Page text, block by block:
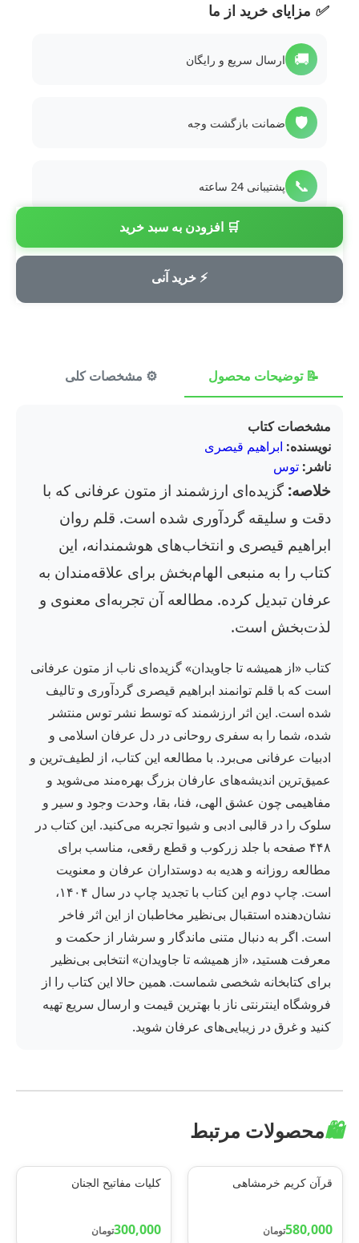
🛒 افزودن به سبد خرید
⚡ خرید آنی
✅ مزایای خرید از ما
🚚 ارسال سریع و رایگان
🛡️ ضمانت بازگشت وجه
📞 پشتیبانی 24 ساعته
💳 پرداخت امن
📝 توضیحات محصول ⚙️ مشخصات کلی
مشخصات کتاب
نویسنده: ابراهیم قیصری
ناشر: توس
خلاصه: گزیده‌ای ارزشمند از متون عرفانی که با
دقت و سلیقه گردآوری شده است. قلم روان
ابراهیم قیصری و انتخاب‌های هوشمندانه، این
کتاب را به منبعی الهام‌بخش برای علاقه‌مندان به
عرفان تبدیل کرده. مطالعه آن تجربه‌ای معنوی و
لذت‌بخش است.
کتاب «از همیشه تا جاویدان» گزیده‌ای ناب از متون عرفانی
است که با قلم توانمند ابراهیم قیصری گردآوری و تالیف
شده است. این اثر ارزشمند که توسط نشر توس منتشر
شده، شما را به سفری روحانی در دل عرفان اسلامی و
ادبیات عرفانی می‌برد. با مطالعه این کتاب، از لطیف‌ترین و
عمیق‌ترین اندیشه‌های عارفان بزرگ بهره‌مند می‌شوید و
مفاهیمی چون عشق الهی، فنا، بقا، وحدت وجود و سیر و
سلوک را در قالبی ادبی و شیوا تجربه می‌کنید. این کتاب در
۴۴۸ صفحه با جلد زرکوب و قطع رقعی، مناسب برای
مطالعه روزانه و هدیه به دوستداران عرفان و معنویت
است. چاپ دوم این کتاب با تجدید چاپ در سال ۱۴۰۴،
نشان‌دهنده استقبال بی‌نظیر مخاطبان از این اثر فاخر
است. اگر به دنبال متنی ماندگار و سرشار از حکمت و
معرفت هستید، «از همیشه تا جاویدان» انتخابی بی‌نظیر
برای کتابخانه شخصی شماست. همین حالا این کتاب را از
فروشگاه اینترنتی ناز با بهترین قیمت و ارسال سریع تهیه
کنید و غرق در زیبایی‌های عرفان شوید.
🛍️محصولات مرتبط
قرآن کریم خرمشاهی
580,000تومان
کلیات مفاتیح الجنان
300,000تومان